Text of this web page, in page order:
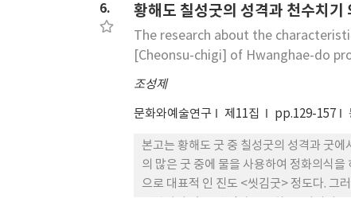
6. 황해도 칠성굿의 성격과 천수치기
The research about the
[Cheonsu-chigi] of Hwanghae-do
조성제
문화와예술연구 제11집 pp.129-157
본고는 황해도 굿 중 칠성굿의 성격과 굿
의 많은 굿 중에 물을 사용하여 정화의식
으로 대표적 인 진도 <씻김굿> 정도다. 그